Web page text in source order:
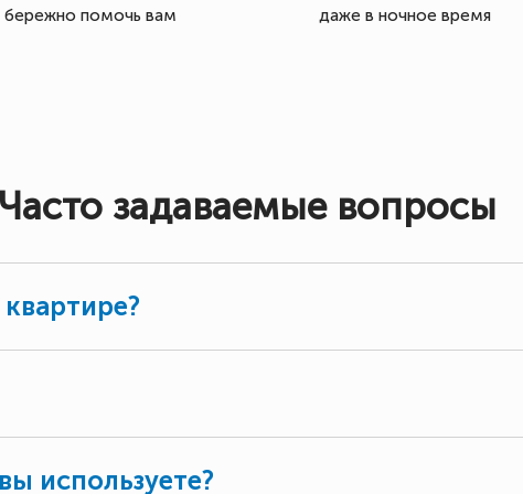
бережно помочь вам
даже в ночное время
задаваемые вопросы
используете?